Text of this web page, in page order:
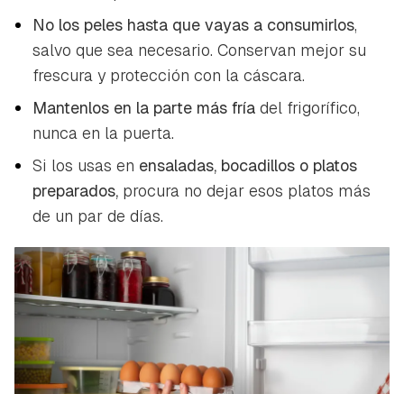
No los peles hasta que vayas a consumirlos,
salvo que sea necesario. Conservan mejor su
frescura y protección con la cáscara.
Mantenlos en la parte más fría del frigorífico,
nunca en la puerta.
Si los usas en ensaladas, bocadillos o platos
preparados, procura no dejar esos platos más
de un par de días.